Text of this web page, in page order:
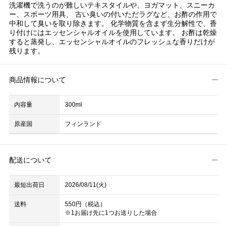
洗濯機で洗うのが難しいテキスタイルや、ヨガマット、スニーカ
ー、スポーツ用具、 古い臭いの付いただラグなど、お酢の作用で
中和して臭いを取り除きます。 化学物質を含まず生分解性で、香
り付けにはエッセンシャルオイルを使用しています。 お酢は乾燥
すると蒸発し、エッセンシャルオイルのフレッシュな香りだけが
残ります。
商品情報について
内容量 300ml
原産国 フィンランド
配送について
最短出荷日 2026/08/11(火)
送料
550円（税込）
※1お届け先に1つお送りした場合